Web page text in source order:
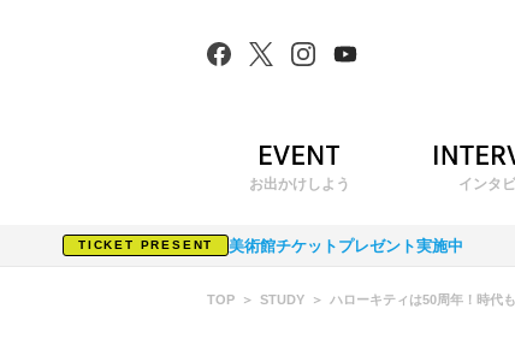
お出かけしよう インタ
TICKET PRESENT 美術館チケットプレゼント実施中
TOP STUDY ハローキティは50周年！時代